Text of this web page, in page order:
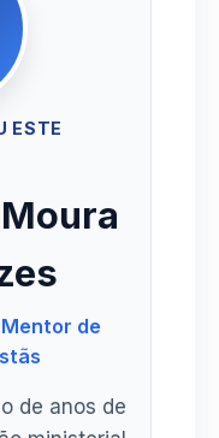
ESTE
de
de anos de